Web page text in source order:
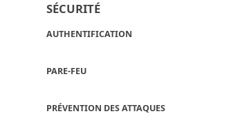
SÉCURITÉ
AUTHENTIFICATION
PARE-FEU
PRÉVENTION DES ATTAQUES